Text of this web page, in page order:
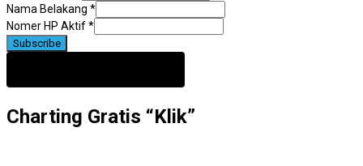
Nama Belakang *
Nomer HP Aktif*
Charting Gratis “Klik”